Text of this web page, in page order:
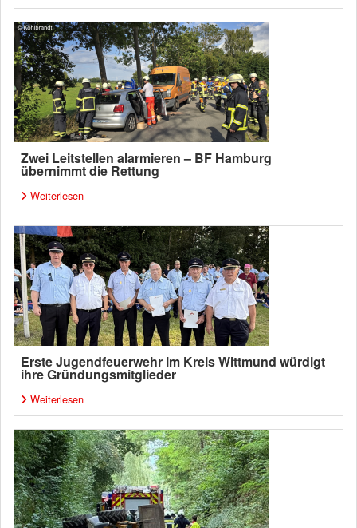
Zwei Leitstellen alarmieren – BF Hamburg
übernimmt die Rettung
Weiterlesen
Erste Jugendfeuerwehr im Kreis Wittmund würdigt
ihre Gründungsmitglieder
Weiterlesen